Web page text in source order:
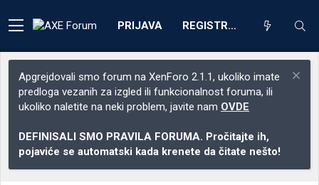
PRIJAVA REGISTRACIJA
Apgrejdovali smo forum na XenForo 2.1.1, ukoliko imate
predloga vezanih za izgled ili funkcionalnost foruma, ili
ukoliko naletite na neki problem, javite nam OVDE
DEFINISALI SMO PRAVILA FORUMA. Pročitajte ih,
pojaviće se automatski kada krenete da čitate nešto!